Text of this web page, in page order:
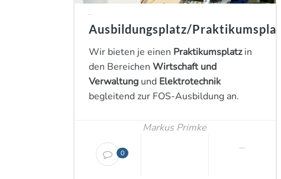
Ausbildungsplatz/Praktikumsplatz
Wir bieten je einen Praktikumsplatzin
den Bereichen Wirtschaft und
Verwaltung und Elektrotechnik
begleitend zur FOS-Ausbildung an.
0
Markus Primke